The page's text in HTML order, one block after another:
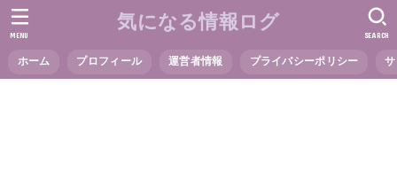
気になる情報ログ
ホーム プロフィール 運営者情報 プライバシーポリシー
SEARCH
MENU